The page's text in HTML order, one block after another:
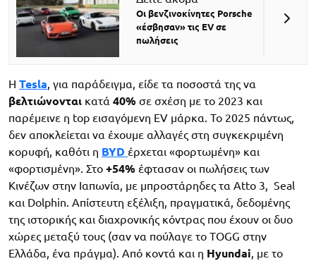
Οι βενζινοκίνητες Porsche
«έσβησαν» τις EV σε
πωλήσεις
Η Tesla, για παράδειγμα, είδε τα ποσοστά της να
βελτιώνονται κατά 40% σε σχέση με το 2023 και
παρέμεινε η top εισαγόμενη EV μάρκα. Το 2025 πάντως,
δεν αποκλείεται να έχουμε αλλαγές στη συγκεκριμένη
κορυφή, καθότι η BYD έρχεται «φορτωμένη» και
«φορτισμένη». Στο +54% έφτασαν οι πωλήσεις των
Κινέζων στην Ιαπωνία, με μπροστάρηδες τα Atto 3, Seal
και Dolphin. Απίστευτη εξέλιξη, πραγματικά, δεδομένης
της ιστορικής και διαχρονικής κόντρας που έχουν οι δυο
χώρες μεταξύ τους (σαν να πούλαγε το TOGG στην
Ελλάδα, ένα πράγμα). Από κοντά και η Hyundai, με το